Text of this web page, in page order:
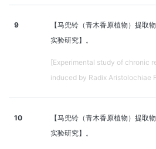
9
【马兜铃（青木香原植物）提取
实验研究】。
[Experimental study of chronic
induced by Radix Aristolochiae
10
【马兜铃（青木香原植物）提取
实验研究】。